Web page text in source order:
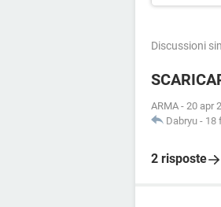
Discussioni
ARMA - 20 apr
Dabryu - 18
2 risposte